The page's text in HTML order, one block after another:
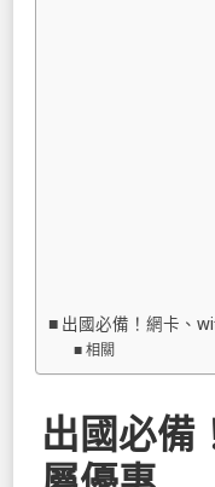
出國必備！網卡、
相關
出國必備